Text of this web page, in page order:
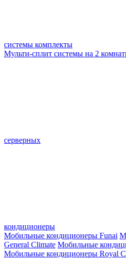
системы комплекты
Мульти-сплит системы на 2
серверных
кондиционеры
Мобильные кондиционеры Funai
General Climate Мобильные
Мобильные кондиционеры Royal